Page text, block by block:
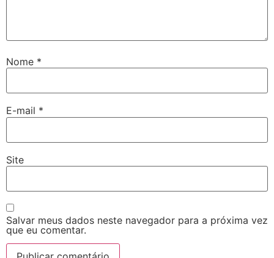
Nome *
E-mail *
Site
Salvar meus dados neste navegador para a próxima vez
que eu comentar.